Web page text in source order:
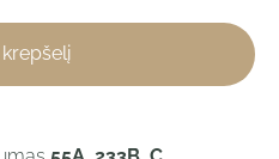
krepšelį